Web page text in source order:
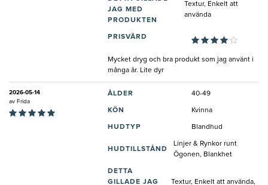
JAG MED
PRODUKTEN
Textur, Enkelt att
använda
PRISVÄRD
Mycket dryg och bra produkt som jag använt i
många år. Lite dyr
2026-05-14
av Frida
ÅLDER 40-49
KÖN Kvinna
HUDTYP Blandhud
HUDTILLSTÅND
Linjer & Rynkor runt
Ögonen, Blankhet
DETTA
GILLADE JAG
Textur, Enkelt att använda,